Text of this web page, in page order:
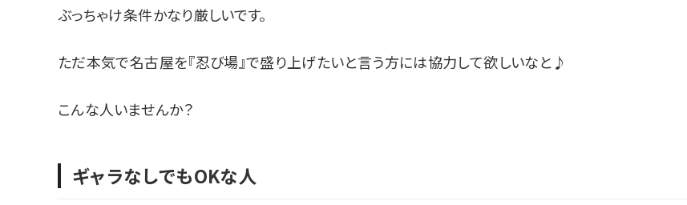
ぶっちゃけ条件かなり厳しいです。
ただ本気で名古屋を『忍び場』で盛り上げたいと言う方には協力して欲しいなと♪
こんな人いませんか？
ギャラなしでもOKな人